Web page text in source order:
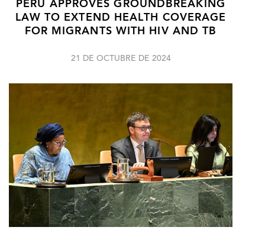
PERU APPROVES GROUNDBREAKING
LAW TO EXTEND HEALTH COVERAGE
FOR MIGRANTS WITH HIV AND TB
21 DE OCTUBRE DE 2024